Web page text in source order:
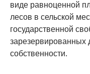
виде равноценной
лесов в сельской
государственной
зарезервированных
собственности.